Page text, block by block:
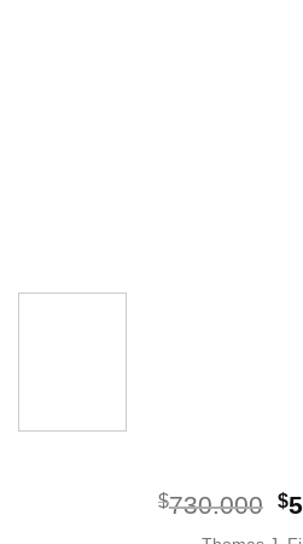
$730.000 El
$